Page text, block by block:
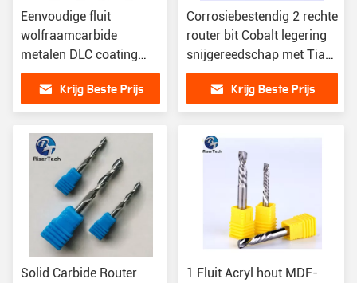
Eenvoudige fluit
wolfraamcarbide
metalen DLC coating
ruwe eindmolen
Krijg Beste Prijs
Corrosiebestendig 2 rechte
router bit Cobalt legering
snijgereedschap met Tian
coating
Krijg Beste Prijs
Solid Carbide Router
1 Fluit Acryl hout MDF-